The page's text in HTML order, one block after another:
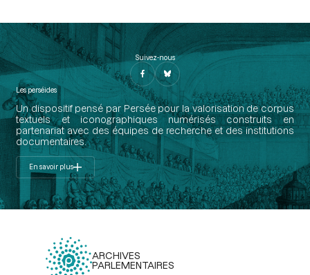
Suivez-nous
Les perséides
Un dispositif pensé par Persée pour la valorisation de corpus
textuels et iconographiques numérisés construits en
partenariat avec des équipes de recherche et des institutions
documentaires.
En savoir plus
ARCHIVES
PARLEMENTAIRES